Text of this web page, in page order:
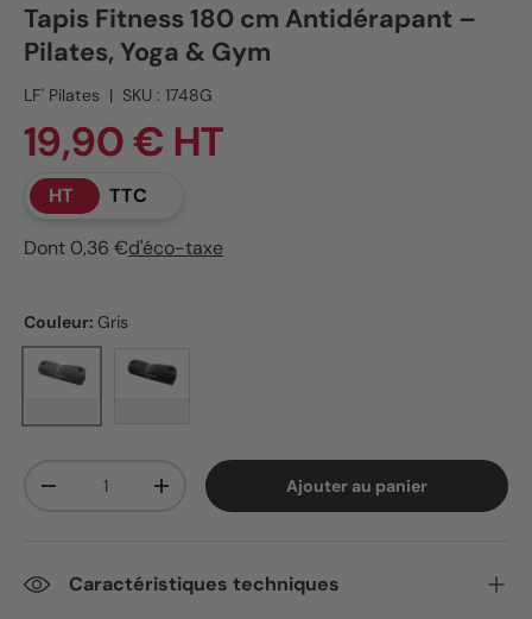
Tapis Fitness 180 cm Antidérapant –
Pilates, Yoga & Gym
LF' Pilates | SKU : 1748G
19,90 € HT
HT TTC
Dont 0,36 €d'éco-taxe
Couleur: Gris
Gris
Diminuer la quantitéAugmenter la quantitéAjouter au panier
Caractéristiques techniques